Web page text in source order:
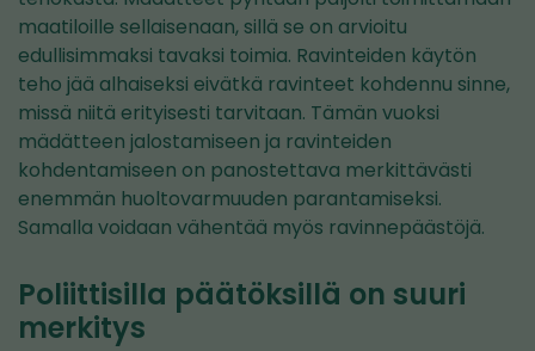
maatiloille sellaisenaan, sillä se on arvioitu
edullisimmaksi tavaksi toimia. Ravinteiden käytön
teho jää alhaiseksi eivätkä ravinteet kohdennu sinne,
missä niitä erityisesti tarvitaan. Tämän vuoksi
mädätteen jalostamiseen ja ravinteiden
kohdentamiseen on panostettava merkittävästi
enemmän huoltovarmuuden parantamiseksi.
Samalla voidaan vähentää myös ravinnepäästöjä.
Poliittisilla päätöksillä on suuri
merkitys